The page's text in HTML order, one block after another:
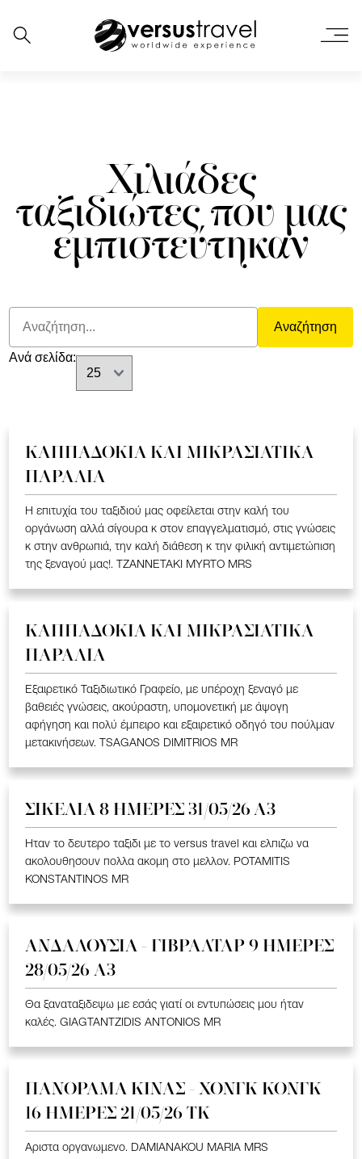
Χιλιάδες
ταξιδιώτες που μας
εμπιστεύτηκαν
Αναζήτηση
Ανά σελίδα:
ΚΑΠΠΑΔΟΚΙΑ ΚΑΙ ΜΙΚΡΑΣΙΑΤΙΚΑ
ΠΑΡΑΛΙΑ
Η επιτυχία του ταξιδιού μας οφείλεται στην καλή του
οργάνωση αλλά σίγουρα κ στον επαγγελματισμό, στις γνώσεις
κ στην ανθρωπιά, την καλή διάθεση κ την φιλική αντιμετώπιση
της ξεναγού μας!. TZANNETAKI MYRTO MRS
ΚΑΠΠΑΔΟΚΙΑ ΚΑΙ ΜΙΚΡΑΣΙΑΤΙΚΑ
ΠΑΡΑΛΙΑ
Εξαιρετικό Ταξιδιωτικό Γραφείο, με υπέροχη ξεναγό με
βαθειές γνώσεις, ακούραστη, υπομονετική με άψογη
αφήγηση και πολύ έμπειρο και εξαιρετικό οδηγό του πούλμαν
μετακινήσεων. TSAGANOS DIMITRIOS MR
ΣΙΚΕΛΙΑ 8 ΗΜΕΡΕΣ 31/05/26 Α3
Ηταν το δευτερο ταξιδι με το versus travel και ελπιζω να
ακολουθησουν πολλα ακομη στο μελλον. POTAMITIS
KONSTANTINOS MR
ΑΝΔΑΛΟΥΣΙΑ - ΓΙΒΡΑΛΤΑΡ 9 ΗΜΕΡΕΣ
28/05/26 A3
Θα ξαναταξιδεψω με εσάς γιατί οι εντυπώσεις μου ήταν
καλές. GIAGTANTZIDIS ANTONIOS MR
ΠΑΝΟΡΑΜΑ ΚΙΝΑΣ - ΧΟΝΓΚ ΚΟΝΓΚ
16 ΗΜΕΡΕΣ 21/05/26 TK
Αριστα οργανωμενο. DAMIANAKOU MARIA MRS